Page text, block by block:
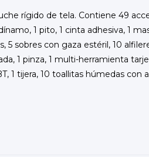
rígido de tela. Contiene 49
1 pito, 1 cinta adhesiva, 1
5 sobres con gaza estéril, 10
1 pinza, 1 multi-herramienta
1 tijera, 10 toallitas húmedas con